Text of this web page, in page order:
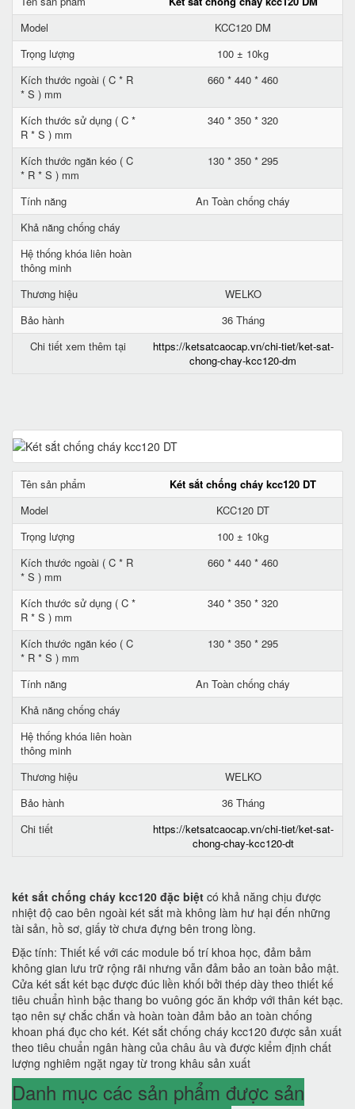
Model
KCC120 DM
Trọng lượng
100 ± 10kg
Kích thước ngoài ( C * R
* S ) mm
660 * 440 * 460
Kích thước sử dụng ( C *
R * S ) mm
340 * 350 * 320
Kích thước ngăn kéo ( C
* R * S ) mm
130 * 350 * 295
Tính năng
An Toàn chống cháy
Khả năng chống cháy
Hệ thống khóa liên hoàn
thông minh
Thương hiệu
WELKO
Bảo hành
36 Tháng
Chi tiết xem thêm tại
https://ketsatcaocap.vn/chi-tiet/ket-sat-
chong-chay-kcc120-dm
Tên sản phẩm
Két sắt chống cháy kcc120 DT
Model
KCC120 DT
Trọng lượng
100 ± 10kg
Kích thước ngoài ( C * R
* S ) mm
660 * 440 * 460
Kích thước sử dụng ( C *
R * S ) mm
340 * 350 * 320
Kích thước ngăn kéo ( C
* R * S ) mm
130 * 350 * 295
Tính năng
An Toàn chống cháy
Khả năng chống cháy
Hệ thống khóa liên hoàn
thông minh
Thương hiệu
WELKO
Bảo hành
36 Tháng
Chi tiết
https://ketsatcaocap.vn/chi-tiet/ket-sat-
chong-chay-kcc120-dt
két sắt chống cháy kcc120 đặc biệt có khả năng chịu được
nhiệt độ cao bên ngoài két sắt mà không làm hư hại đến những
tài sản, hồ sơ, giấy tờ chưa đựng bên trong lòng.
Đặc tính: Thiết kế với các module bố trí khoa học, đảm bảm
không gian lưu trữ rộng rãi nhưng vẫn đảm bảo an toàn bảo mật.
Cửa két sắt két bạc được đúc liền khối bởi thép dày theo thiết kế
tiêu chuẩn hình bậc thang bo vuông góc ăn khớp với thân két bạc.
tạo nên sự chắc chắn và hoàn toàn đảm bảo an toàn chống
khoan phá đục cho két. Két sắt chống cháy kcc120 được sản xuất
theo tiêu chuẩn ngân hàng của châu âu và được kiểm định chất
lượng nghiêm ngặt ngay từ trong khâu sản xuất
Danh mục các sản phẩm được sản